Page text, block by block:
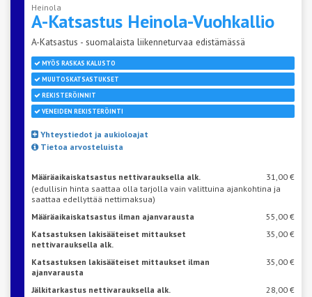
Heinola
A-Katsastus Heinola-Vuohkallio
A-Katsastus - suomalaista liikenneturvaa edistämässä
MYÖS RASKAS KALUSTO
MUUTOSKATSASTUKSET
REKISTERÖINNIT
VENEIDEN REKISTERÖINTI
Yhteystiedot ja aukioloajat
Tietoa arvosteluista
Määräaikaiskatsastus nettivarauksella alk.
31,00 €
(edullisin hinta saattaa olla tarjolla vain valittuina ajankohtina ja
saattaa edellyttää nettimaksua)
Määräaikaiskatsastus ilman ajanvarausta
55,00 €
Katsastuksen lakisääteiset mittaukset
nettivarauksella alk.
35,00 €
Katsastuksen lakisääteiset mittaukset ilman
ajanvarausta
35,00 €
Jälkitarkastus nettivarauksella alk. 28,00 €